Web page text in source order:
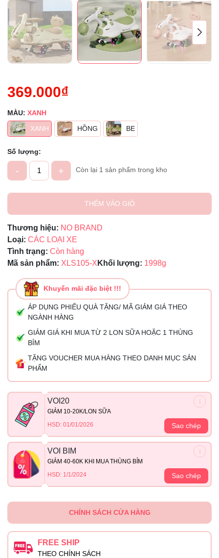
369.000₫
MÀU: XANH
XANH
HỒNG BE
Số lượng:
- + Còn lại 1 sản phẩm trong kho
THÊM VÀO GIỎ
Thương hiệu: NO BRAND
Loại: CÁC LOẠI XE
Tình trạng: Còn hàng
Mã sản phẩm: XLS105-X Khối lượng: 1998g
Khuyến mãi đặc biệt !!!
ÁP DỤNG PHIẾU QUÀ TẶNG/ MÃ GIẢM GIÁ THEO
NGÀNH HÀNG
GIẢM GIÁ KHI MUA TỪ 2 LON SỮA HOẶC 1 THÙNG
BỈM
TẶNG VOUCHER MUA HÀNG THEO DANH MỤC SẢN
PHẨM
VOI20
GIẢM 10-20K/LON SỮA
HSD: 01/01/2026
Sao chép
VOI BIM
GIẢM 40-60K KHI MUA THÙNG BỈM
HSD: 1/1/2024
Sao chép
CHÍNH SÁCH CỬA HÀNG
FREE SHIP
THEO CHÍNH SÁCH